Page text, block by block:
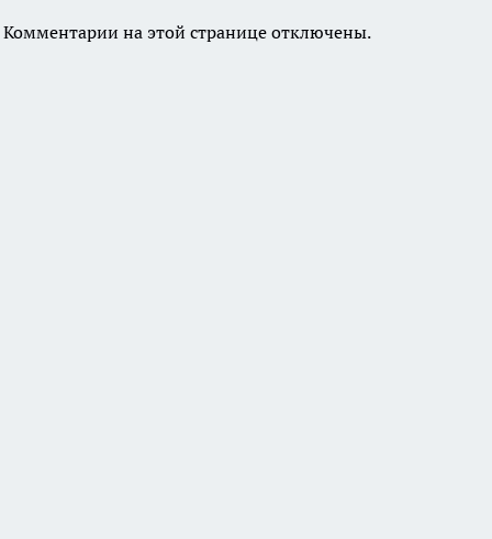
Комментарии на этой странице отключены.